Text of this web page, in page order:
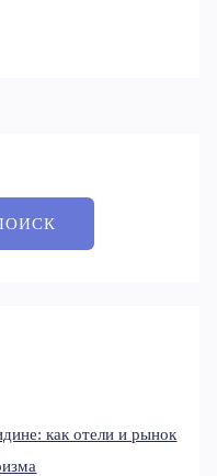
как отели и рынок